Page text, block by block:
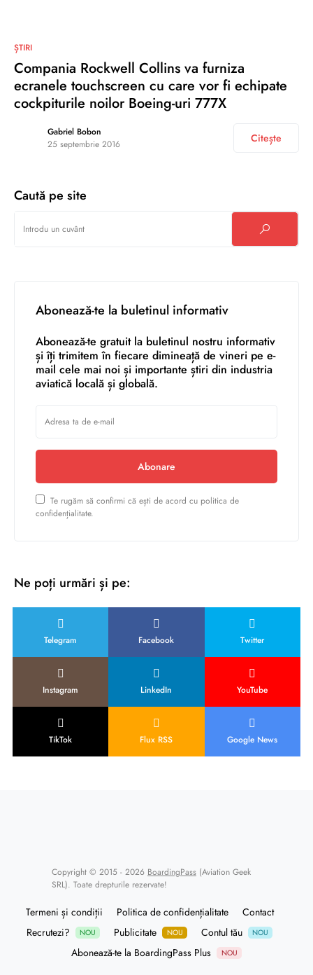
ȘTIRI
Compania Rockwell Collins va furniza
ecranele touchscreen cu care vor fi echipate
cockpiturile noilor Boeing-uri 777X
Gabriel Bobon
25 septembrie 2016
Citește
Caută pe site
Abonează-te la buletinul informativ
Abonează-te gratuit la buletinul nostru informativ
și îți trimitem în fiecare dimineață de vineri pe e-
mail cele mai noi și importante știri din industria
aviatică locală și globală.
Abonare
Te rugăm să confirmi că ești de acord cu politica de
confidențialitate.
Ne poți urmări și pe:
Telegram Facebook Twitter
Instagram LinkedIn YouTube
TikTok Flux RSS Google News
Copyright © 2015 - 2026 BoardingPass (Aviation Geek
SRL). Toate drepturile rezervate!
Termeni și condiții Politica de confidențialitate
Contact
Recrutezi?
NOU Publicitate NOU Contul tău NOU
Abonează-te la BoardingPass Plus NOU